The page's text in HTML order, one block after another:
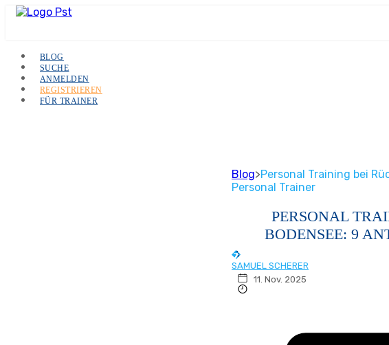
BLOG
SUCHE
ANMELDEN
REGISTRIEREN
FÜR TRAINER
Blog>Personal Training bei
Personal Trainer
PERSONAL
BODENSEE: 9
SAMUEL SCHERER
11. Nov. 2025